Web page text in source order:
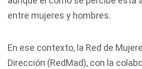
entre mujeres y hombres.
En ese contexto, la Red de
Dirección (RedMad), con la